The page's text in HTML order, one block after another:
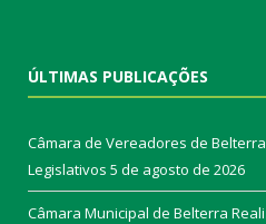
ÚLTIMAS PUBLICAÇÕES
Câmara de Vereadores de
Legislativos 5 de agosto de 2026
Câmara Municipal de Belterra